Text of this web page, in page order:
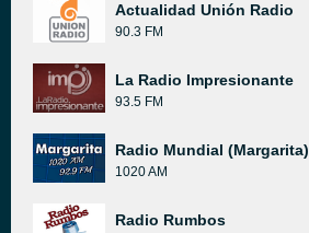
Actualidad Unión Radio
90.3 FM
La Radio Impresionante
93.5 FM
Radio Mundial (Margarita)
1020 AM
Radio Rumbos